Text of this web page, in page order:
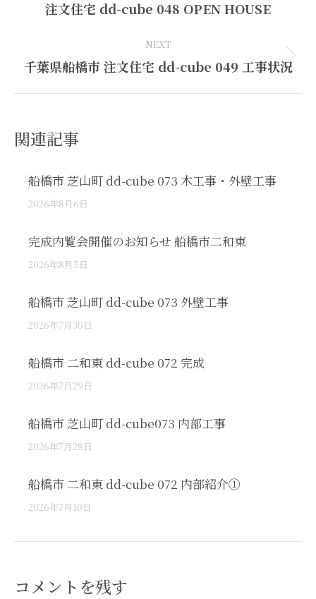
post:
注文住宅 dd-cube 048 OPEN HOUSE
NEXT
Next
千葉県船橋市 注文住宅 dd-cube 049 工事状況
関連記事
船橋市 芝山町 dd-cube 073 木工事・外壁工事
2026年8月6日
完成内覧会開催のお知らせ 船橋市二和東
2026年8月5日
船橋市 芝山町 dd-cube 073 外壁工事
2026年7月30日
船橋市 二和東 dd-cube 072 完成
2026年7月29日
船橋市 芝山町 dd-cube073 内部工事
2026年7月28日
船橋市 二和東 dd-cube 072 内部紹介①
2026年7月10日
コメントを残す